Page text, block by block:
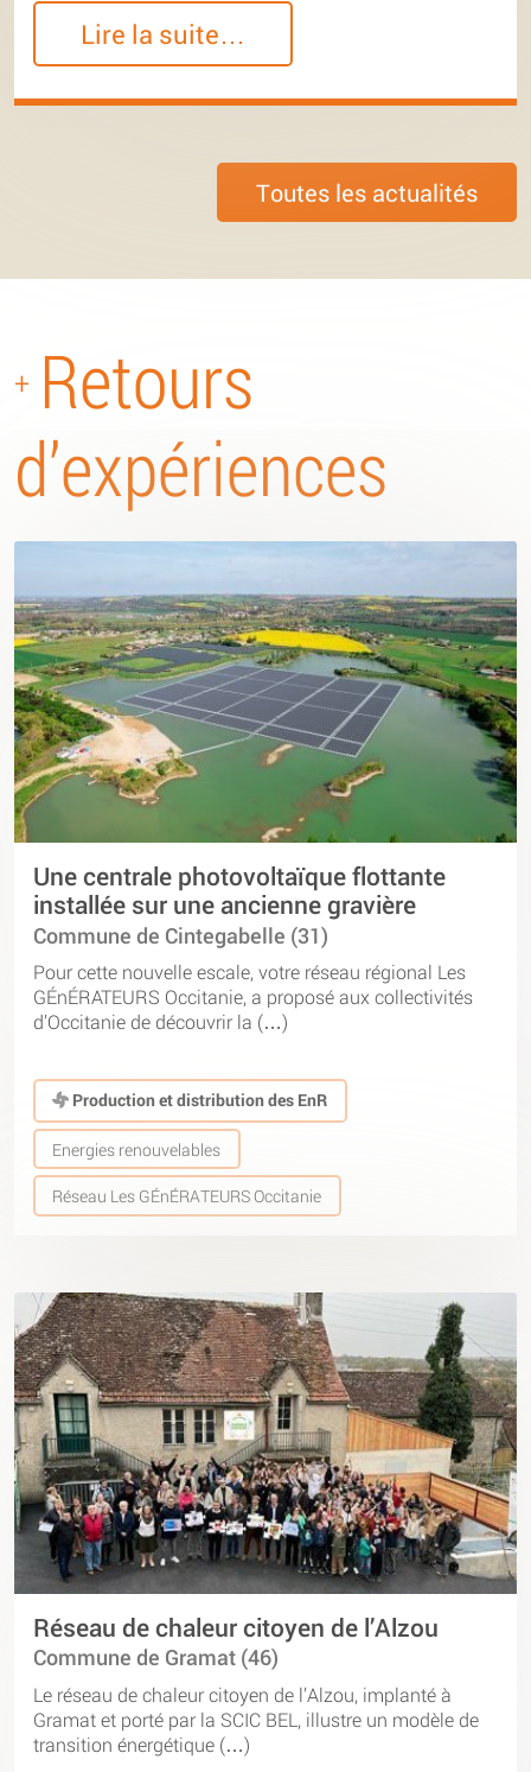
Lire la suite…
Toutes les actualités
+ Retours
d’expériences
Une centrale photovoltaïque flottante
installée sur une ancienne gravière
Commune de Cintegabelle (31)
Pour cette nouvelle escale, votre réseau régional Les
GÉnÉRATEURS Occitanie, a proposé aux collectivités
d’Occitanie de découvrir la (…)
Production et distribution des EnR
Energies renouvelables
Réseau Les GÉnÉRATEURS Occitanie
Réseau de chaleur citoyen de l’Alzou
Commune de Gramat (46)
Le réseau de chaleur citoyen de l’Alzou, implanté à
Gramat et porté par la SCIC BEL, illustre un modèle de
transition énergétique (…)